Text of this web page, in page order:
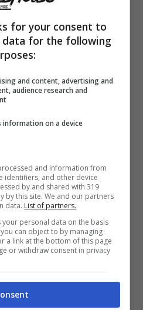
Jr. Quest’ultima, al
Stefano Rastelli, ha
la gioia più grande
al mondo la
” proprio come la sua
Finalmente, dopo
per mesi, il mistero
del piccolo è stato
dei social si sono
for your consent to
data for the following
and content, advertising and
audience research and
information on a device
and information from
identifiers, and other device
by and shared with 319
by this site. We and our partners
data. List of partners.
personal data on the basis
can object to by managing
a link at the bottom of this page
or withdraw consent in privacy